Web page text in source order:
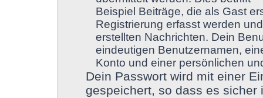
Beispiel Beiträge, die als Gast
Registrierung erfasst werden
erstellten Nachrichten. Dein
eindeutigen Benutzernamen,
Konto und einer persönlichen
Dein Passwort wird mit einer
gespeichert, so dass es